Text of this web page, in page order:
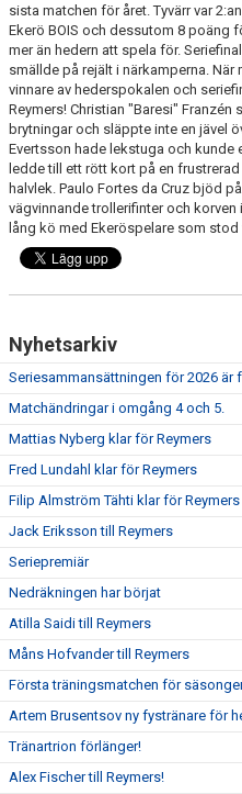
sista matchen för året. Tyvärr var
Ekerö BOIS och dessutom 8 poäng
mer än hedern att spela för.
smällde på rejält i närkamperna. När
vinnare av hederspokalen och
Reymers! Christian "Baresi"
brytningar och släppte inte en jävel
Evertsson hade lekstuga och
ledde till ett rött kort på en
halvlek. Paulo Fortes da Cruz bjöd
vägvinnande trollerifinter och
lång kö med Ekeröspelare som
Nyhetsarkiv
Seriesammansättningen för 2026 är
Matchändringar i omgång 4 och 5.
Mattias Nyberg klar för Reymers
Fred Lundahl klar för Reymers
Filip Almström Tähti klar för Reymers
Jack Eriksson till Reymers
Seriepremiär
Nedräkningen har börjat
Atilla Saidi till Reymers
Måns Hofvander till Reymers
Första träningsmatchen för
Artem Brusentsov ny fystränare för
Tränartrion förlänger!
Alex Fischer till Reymers!